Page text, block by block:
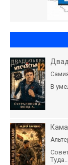
В
Туда...